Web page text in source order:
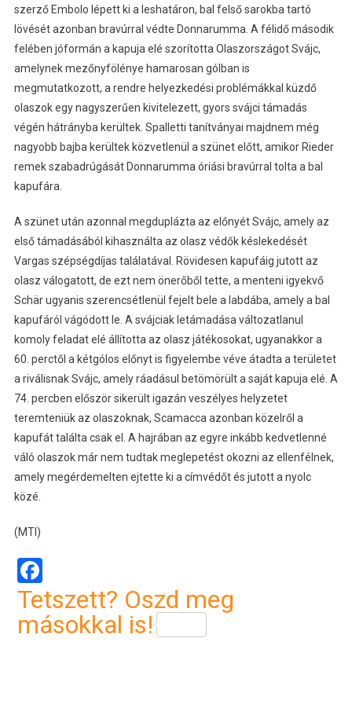
szerző Embolo lépett ki a leshatáron, bal felső sarokba tartó
lövését azonban bravúrral védte Donnarumma. A félidő második
felében jóformán a kapuja elé szorította Olaszországot Svájc,
amelynek mezőnyfölénye hamarosan gólban is
megmutatkozott, a rendre helyezkedési problémákkal küzdő
olaszok egy nagyszerűen kivitelezett, gyors svájci támadás
végén hátrányba kerültek. Spalletti tanítványai majdnem még
nagyobb bajba kerültek közvetlenül a szünet előtt, amikor Rieder
remek szabadrúgását Donnarumma óriási bravúrral tolta a bal
kapufára.
A szünet után azonnal megduplázta az előnyét Svájc, amely az
első támadásából kihasználta az olasz védők késlekedését
Vargas szépségdíjas találatával. Rövidesen kapufáig jutott az
olasz válogatott, de ezt nem önerőből tette, a menteni igyekvő
Schär ugyanis szerencsétlenül fejelt bele a labdába, amely a bal
kapufáról vágódott le. A svájciak letámadása változatlanul
komoly feladat elé állította az olasz játékosokat, ugyanakkor a
60. perctől a kétgólos előnyt is figyelembe véve átadta a területet
a riválisnak Svájc, amely ráadásul betömörült a saját kapuja elé. A
74. percben először sikerült igazán veszélyes helyzetet
teremteniük az olaszoknak, Scamacca azonban közelről a
kapufát találta csak el. A hajrában az egyre inkább kedvetlenné
váló olaszok már nem tudtak meglepetést okozni az ellenfélnek,
amely megérdemelten ejtette ki a címvédőt és jutott a nyolc
közé.
(MTI)
Facebook
Tetszett? Oszd meg
másokkal is!